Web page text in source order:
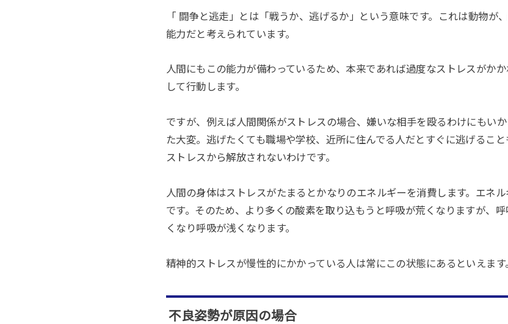
「 闘争と逃走」とは「戦うか、逃げるか」という意味です。これは動物が
能力だと考えられています。
人間にもこの能力が備わっているため、本来であれば過度なストレスがか
して行動します。
ですが、例えば人間関係がストレスの場合、嫌いな相手を殴るわけにもい
た大変。逃げたくても職場や学校、近所に住んでる人だとすぐに逃げるこ
ストレスから解放されないわけです。
人間の身体はストレスがたまるとかなりのエネルギーを消費します。エネ
です。そのため、より多くの酸素を取り込もうと呼吸が荒くなりますが、
くなり呼吸が浅くなります。
精神的ストレスが慢性的にかかっている人は常にこの状態にあるといえます
不良姿勢が原因の場合